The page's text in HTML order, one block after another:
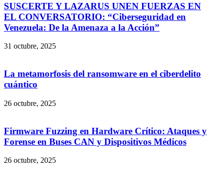
SUSCERTE Y LAZARUS UNEN FUERZAS EN
EL CONVERSATORIO: “Ciberseguridad en
Venezuela: De la Amenaza a la Acción”
31 octubre, 2025
La metamorfosis del ransomware en el ciberdelito
cuántico
26 octubre, 2025
Firmware Fuzzing en Hardware Crítico: Ataques y
Forense en Buses CAN y Dispositivos Médicos
26 octubre, 2025